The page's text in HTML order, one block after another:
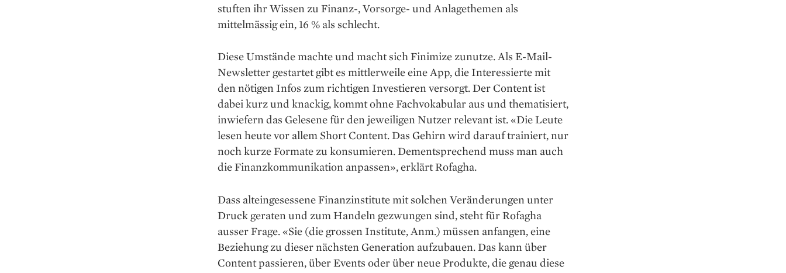
stuften ihr Wissen zu Finanz-, Vorsorge- und Anlagethemen als
mittelmässig ein, 16 % als schlecht.
Diese Umstände machte und macht sich Finimize zunutze. Als E-Mail-
Newsletter gestartet gibt es mittlerweile eine App, die Interessierte mit
den nötigen Infos zum richtigen Investieren versorgt. Der Content ist
dabei kurz und knackig, kommt ohne Fachvokabular aus und thematisiert,
inwiefern das Gelesene für den jeweiligen Nutzer relevant ist. «Die Leute
lesen heute vor allem Short Content. Das Gehirn wird darauf trainiert, nur
noch kurze Formate zu konsumieren. Dementsprechend muss man auch
die Finanzkommunikation anpassen», erklärt Rofagha.
Dass alteingesessene Finanzinstitute mit solchen Veränderungen unter
Druck geraten und zum Handeln gezwungen sind, steht für Rofagha
ausser Frage. «Sie (die grossen Institute, Anm.) müssen anfangen, eine
Beziehung zu dieser nächsten Generation aufzubauen. Das kann über
Content passieren, über Events oder über neue Produkte, die genau diese